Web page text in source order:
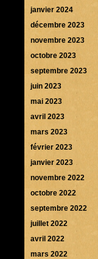
janvier 2024
décembre 2023
novembre 2023
octobre 2023
septembre 2023
juin 2023
mai 2023
avril 2023
mars 2023
février 2023
janvier 2023
novembre 2022
octobre 2022
septembre 2022
juillet 2022
avril 2022
mars 2022